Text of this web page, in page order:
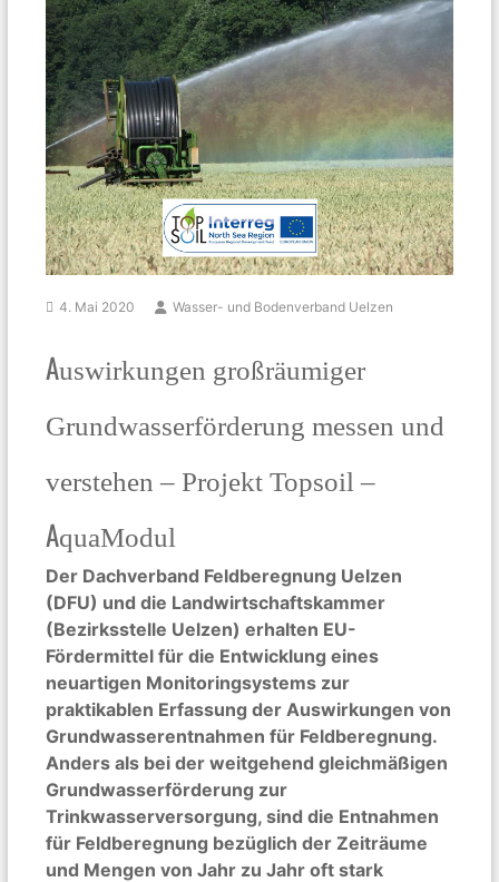
4. Mai 2020 Wasser- und Bodenverband Uelzen
Auswirkungen großräumiger
Grundwasserförderung messen und
verstehen – Projekt Topsoil –
AquaModul
Der Dachverband Feldberegnung Uelzen
(DFU) und die Landwirtschaftskammer
(Bezirksstelle Uelzen) erhalten EU-
Fördermittel für die Entwicklung eines
neuartigen Monitoringsystems zur
praktikablen Erfassung der Auswirkungen von
Grundwasserentnahmen für Feldberegnung.
Anders als bei der weitgehend gleichmäßigen
Grundwasserförderung zur
Trinkwasserversorgung, sind die Entnahmen
für Feldberegnung bezüglich der Zeiträume
und Mengen von Jahr zu Jahr oft stark